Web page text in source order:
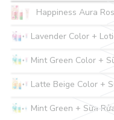
Happiness Aura
Lavender Color +
Mint Green Color +
Latte Beige Color +
Mint Green + Sữa